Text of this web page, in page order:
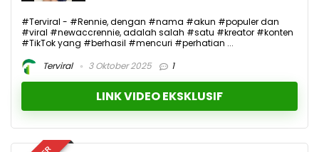
#Terviral - #Rennie, dengan #nama #akun #populer dan
#viral #newaccrennie, adalah salah #satu #kreator #konten
#TikTok yang #berhasil #mencuri #perhatian ...
Terviral
3 Oktober 2025 1
LINK VIDEO EKSKLUSIF